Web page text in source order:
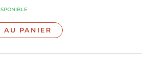
AU PANIER